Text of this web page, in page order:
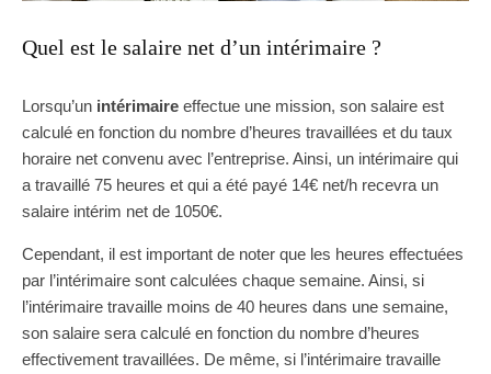
Quel est le salaire net d’un intérimaire ?
Lorsqu’un intérimaire effectue une mission, son salaire est
calculé en fonction du nombre d’heures travaillées et du taux
horaire net convenu avec l’entreprise. Ainsi, un intérimaire qui
a travaillé 75 heures et qui a été payé 14€ net/h recevra un
salaire intérim net de 1050€.
Cependant, il est important de noter que les heures effectuées
par l’intérimaire sont calculées chaque semaine. Ainsi, si
l’intérimaire travaille moins de 40 heures dans une semaine,
son salaire sera calculé en fonction du nombre d’heures
effectivement travaillées. De même, si l’intérimaire travaille